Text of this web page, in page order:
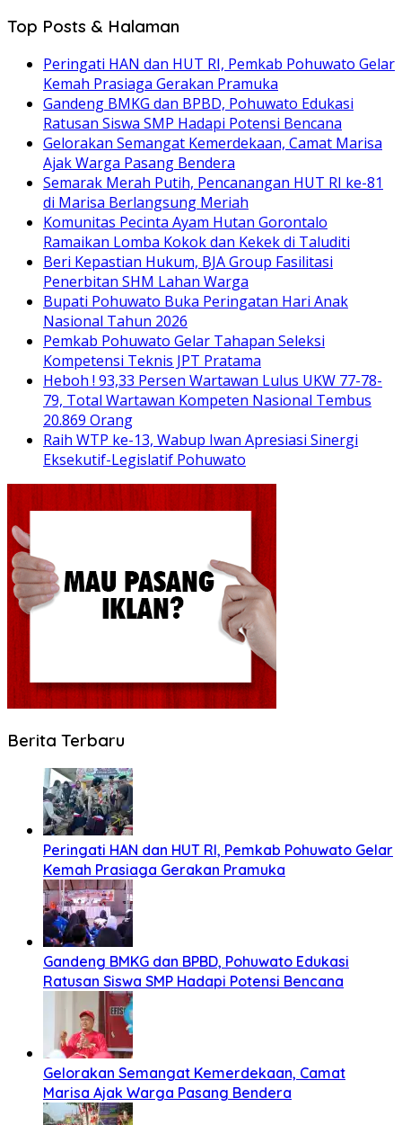
Top Posts & Halaman
Peringati HAN dan HUT RI, Pemkab Pohuwato Gelar
Kemah Prasiaga Gerakan Pramuka
Gandeng BMKG dan BPBD, Pohuwato Edukasi
Ratusan Siswa SMP Hadapi Potensi Bencana
Gelorakan Semangat Kemerdekaan, Camat Marisa
Ajak Warga Pasang Bendera
Semarak Merah Putih, Pencanangan HUT RI ke-81
di Marisa Berlangsung Meriah
Komunitas Pecinta Ayam Hutan Gorontalo
Ramaikan Lomba Kokok dan Kekek di Taluditi
Beri Kepastian Hukum, BJA Group Fasilitasi
Penerbitan SHM Lahan Warga
Bupati Pohuwato Buka Peringatan Hari Anak
Nasional Tahun 2026
Pemkab Pohuwato Gelar Tahapan Seleksi
Kompetensi Teknis JPT Pratama
Heboh ! 93,33 Persen Wartawan Lulus UKW 77-78-
79, Total Wartawan Kompeten Nasional Tembus
20.869 Orang
Raih WTP ke-13, Wabup Iwan Apresiasi Sinergi
Eksekutif-Legislatif Pohuwato
Berita Terbaru
Peringati HAN dan HUT RI, Pemkab Pohuwato Gelar
Kemah Prasiaga Gerakan Pramuka
Gandeng BMKG dan BPBD, Pohuwato Edukasi
Ratusan Siswa SMP Hadapi Potensi Bencana
Gelorakan Semangat Kemerdekaan, Camat
Marisa Ajak Warga Pasang Bendera